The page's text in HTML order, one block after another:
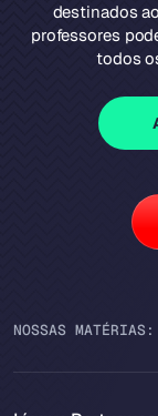
destinados
professores
todos
NOSSAS MATÉRIAS: